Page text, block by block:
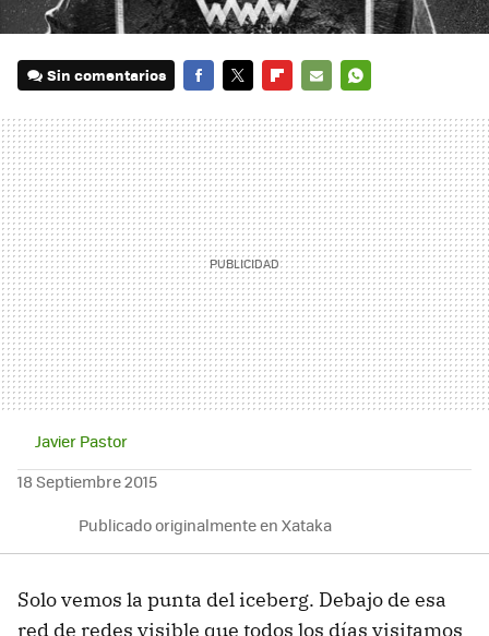
Sin comentarios
MAIL
Javier Pastor
18 Septiembre 2015
Publicado originalmente en Xataka
Solo vemos la punta del iceberg. Debajo de esa
red de redes visible que todos los días visitamos